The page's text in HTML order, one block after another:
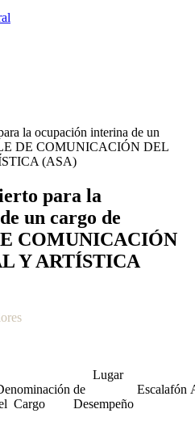
la ocupación interina de un
DE COMUNICACIÓN DEL
(ASA)
para la
un cargo de
COMUNICACIÓN
Y ARTÍSTICA
Cargo
Lugar
de
Desempeño
Escalafón